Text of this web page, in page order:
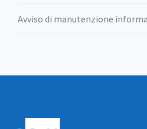
Avviso di manutenzione